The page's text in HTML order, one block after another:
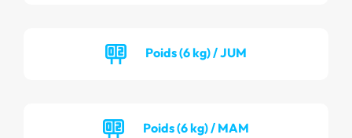
Poids (6 kg) / JUM
Poids (6 kg) / MAM